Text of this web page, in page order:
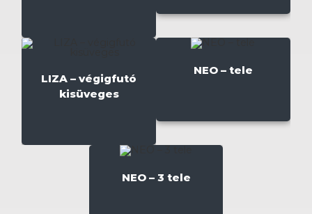
LIZA – végigfutó
kisüveges
NEO – tele
NEO – 3 tele